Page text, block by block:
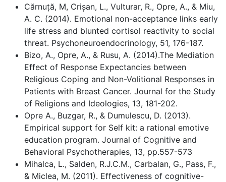
Cărnuță, M, Crișan, L., Vulturar, R., Opre, A., & Miu,
A. C. (2014). Emotional non-acceptance links early
life stress and blunted cortisol reactivity to social
threat. Psychoneuroendocrinology, 51, 176-187.
Bizo, A., Opre, A., & Rusu, A. (2014).The Mediation
Effect of Response Expectancies between
Religious Coping and Non-Volitional Responses in
Patients with Breast Cancer. Journal for the Study
of Religions and Ideologies, 13, 181-202.
Opre A., Buzgar, R., & Dumulescu, D. (2013).
Empirical support for Self kit: a rational emotive
education program. Journal of Cognitive and
Behavioral Psychotherapies, 13, pp.557-573
Mihalca, L., Salden, R.J.C.M., Carbalan, G., Pass, F.,
& Miclea, M. (2011). Effectiveness of cognitive-